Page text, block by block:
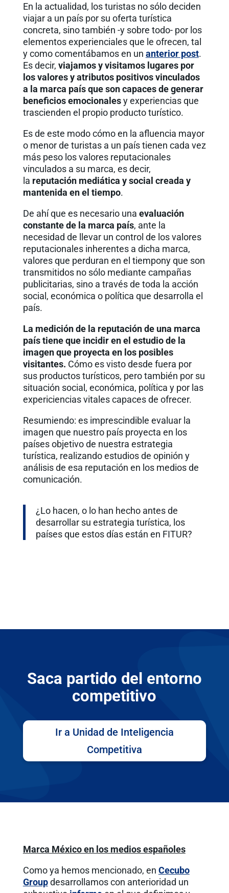
En la actualidad, los turistas no sólo deciden
viajar a un país por su oferta turística
concreta, sino también -y sobre todo- por los
elementos experienciales que le ofrecen, tal
y como comentábamos en un anterior post.
Es decir, viajamos y visitamos lugares por
los valores y atributos positivos vinculados
a la marca país que son capaces de generar
beneficios emocionalesy experiencias que
trascienden el propio producto turístico.
Es de este modo cómo en la afluencia mayor
o menor de turistas a un país tienen cada vez
más peso los valores reputacionales
vinculados a su marca, es decir,
la reputación mediática y social creada y
mantenida en el tiempo.
De ahí que es necesario una evaluación
constante de la marca país, ante la
necesidad de llevar un control de los valores
reputacionales inherentes a dicha marca,
valores que perduran en el tiempony que son
transmitidos no sólo mediante campañas
publicitarias, sino a través de toda la acción
social, económica o política que desarrolla el
país.
La medición de la reputación de una marca
país tiene que incidir en el estudio de la
imagen que proyecta en los posibles
visitantes. Cómo es visto desde fuera por
sus productos turísticos, pero también por su
situación social, económica, política y por las
expericiencias vitales capaces de ofrecer.
Resumiendo: es imprescindible evaluar la
imagen que nuestro país proyecta en los
países objetivo de nuestra estrategia
turística, realizando estudios de opinión y
análisis de esa reputación en los medios de
comunicación.
¿Lo hacen, o lo han hecho antes de
desarrollar su estrategia turística, los
países que estos días están en FITUR?
Saca partido del entorno
competitivo
Ir a Unidad de Inteligencia
Competitiva
Marca México en los medios españoles
Como ya hemos mencionado, en Cecubo
Groupdesarrollamos con anterioridad un